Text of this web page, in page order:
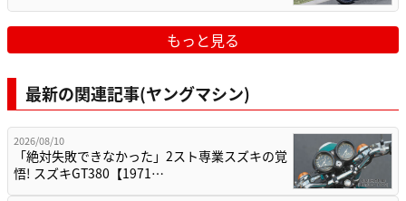
もっと見る
最新の関連記事(ヤングマシン)
2026/08/10
「絶対失敗できなかった」2スト専業スズキの覚
悟! スズキGT380【1971…